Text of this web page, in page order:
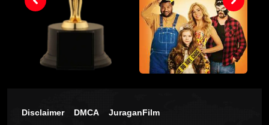
Disclaimer DMCA JuraganFilm